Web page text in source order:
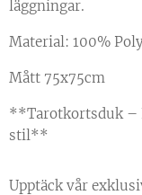
läggningar.
Material: 100%
Mått 75x75cm
**Tarotkortsduk –
stil**
Upptäck vår